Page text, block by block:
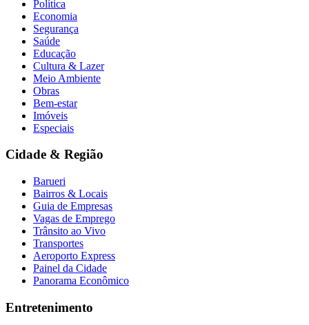
Athletico-PR
Política
Economia
Segurança
Saúde
Educação
Cultura & Lazer
Meio Ambiente
Obras
Bem-estar
Imóveis
Especiais
Cidade & Região
Barueri
Bairros & Locais
Guia de Empresas
Vagas de Emprego
Trânsito ao Vivo
Transportes
Aeroporto Express
Painel da Cidade
Panorama Econômico
Entretenimento